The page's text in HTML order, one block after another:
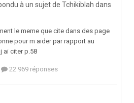
à un sujet de Tchikiblah dans
le meme que cite dans des page
pour m aider par rapport au
ai citer p.58
22 969 réponses